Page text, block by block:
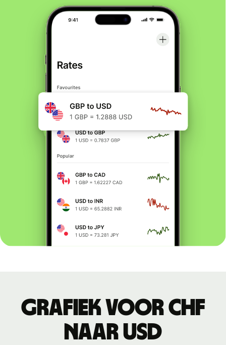
Grafiek voor CHF
naar USD